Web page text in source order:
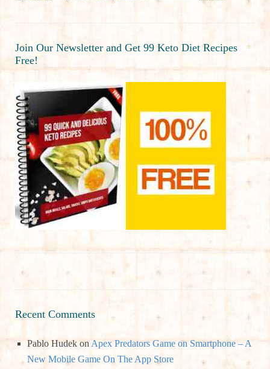
Join Our Newsletter and Get 99 Keto Diet Recipes
Free!
Recent Comments
Pablo Hudek on Apex Predators Game on Smartphone – A
New Mobile Game On The App Store